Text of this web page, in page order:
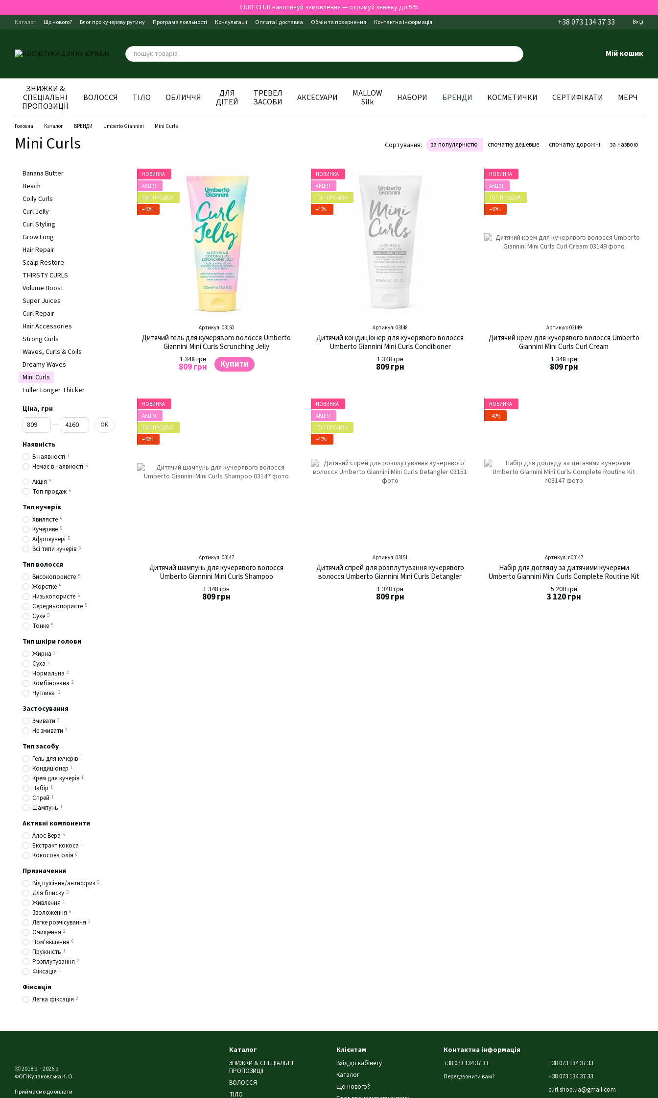
CURL CLUB накопичуй замовлення — отримуй знижку до 5%
Каталог Що нового? Блог про кучеряву рутину Програма лояльності Консультації Оплата і доставка Обмін та повернення
Контактна інформація
+38 073 134 37 33 Вхід
Мій кошик
ЗНИЖКИ &
СПЕЦІАЛЬНІ
ПРОПОЗИЦІЇ
ВОЛОССЯ ТІЛО ОБЛИЧЧЯ
ДЛЯ
ДІТЕЙ
ТРЕВЕЛ
ЗАСОБИ
АКСЕСУАРИ
MALLOW
Silk
НАБОРИ БРЕНДИ КОСМЕТИЧКИ СЕРТИФІКАТИ МЕРЧ
Головна Каталог БРЕНДИ Umberto Giannini Mini Curls
Mini Curls Сортування: за популярністю спочатку дешевше спочатку дорожчі за назвою
НОВИНКА
АКЦІЯ
ТОП ПРОДАЖ
−40%
Артикул: 03150
Дитячий гель для кучерявого волосся Umberto
Giannini Mini Curls Scrunching Jelly
1 348 грн
809 грн Купити
НОВИНКА
АКЦІЯ
ТОП ПРОДАЖ
−40%
Артикул: 03148
Дитячий кондиціонер для кучерявого волосся
Umberto Giannini Mini Curls Conditioner
1 348 грн
809 грн
НОВИНКА
АКЦІЯ
ТОП ПРОДАЖ
−40%
Артикул: 03149
Дитячий крем для кучерявого волосся Umberto
Giannini Mini Curls Curl Cream
1 348 грн
809 грн
НОВИНКА
АКЦІЯ
ТОП ПРОДАЖ
−40%
Артикул: 03147
Дитячий шампунь для кучерявого волосся
Umberto Giannini Mini Curls Shampoo
1 348 грн
809 грн
НОВИНКА
АКЦІЯ
ТОП ПРОДАЖ
−40%
Артикул: 03151
Дитячий спрей для розплутування кучерявого
волосся Umberto Giannini Mini Curls Detangler
1 348 грн
809 грн
НОВИНКА
−40%
Артикул: n03147
Набір для догляду за дитячими кучерями
Umberto Giannini Mini Curls Complete Routine Kit
5 200 грн
3 120 грн
Banana Butter
Beach
Coily Curls
Curl Jelly
Curl Styling
Grow Long
Hair Repair
Scalp Restore
THIRSTY CURLS
Volume Boost
Super Juices
Curl Repair
Hair Accessories
Strong Curls
Waves, Curls & Coils
Dreamy Waves
Mini Curls
Fuller Longer Thicker
Ціна, грн
Від Ціна, грн
До Ціна, грн ОК
Наявність
В наявності 1
Немає в наявності 5
Акція 5
Топ продаж 5
Тип кучерів
Хвилясте 5
Кучеряве 5
Афрокучері 5
Всі типи кучерів 5
Тип волосся
Високопористе 5
Жорстке 5
Низькопористе 5
Середньопористе 5
Сухе 5
Тонке 5
Тип шкіри голови
Жирна 2
Суха 2
Нормальна 2
Комбінована 2
Чутлива 2
Застосування
Змивати 3
Не змивати 4
Тип засобу
Гель для кучерів 1
Кондиціонер 1
Крем для кучерів 1
Набір 1
Спрей 1
Шампунь 1
Активні компоненти
Алоє Вера 6
Екстракт кокоса 1
Кокосова олія 6
Призначення
Від пушіння/антифриз 5
Для блиску 5
Живлення 1
Зволоження 6
Легке розчісування 3
Очищення 2
Пом'якшення 6
Пружність 1
Розплутування 2
Фіксація 1
Фіксація
Легка фіксація 2
ⓒ 2018 р. - 2026 р.
ФОП Кулаковська К. О.
Приймаємо до оплати
Каталог
ЗНИЖКИ & СПЕЦІАЛЬНІ
ПРОПОЗИЦІЇ
ВОЛОССЯ
ТІЛО
Клієнтам
Вхід до кабінету
Каталог
Що нового?
Контактна інформація
+38 073 134 37 33
Передзвонити вам?
+38 073 134 37 33
+38 073 134 37 33
curl.shop.ua@gmail.com